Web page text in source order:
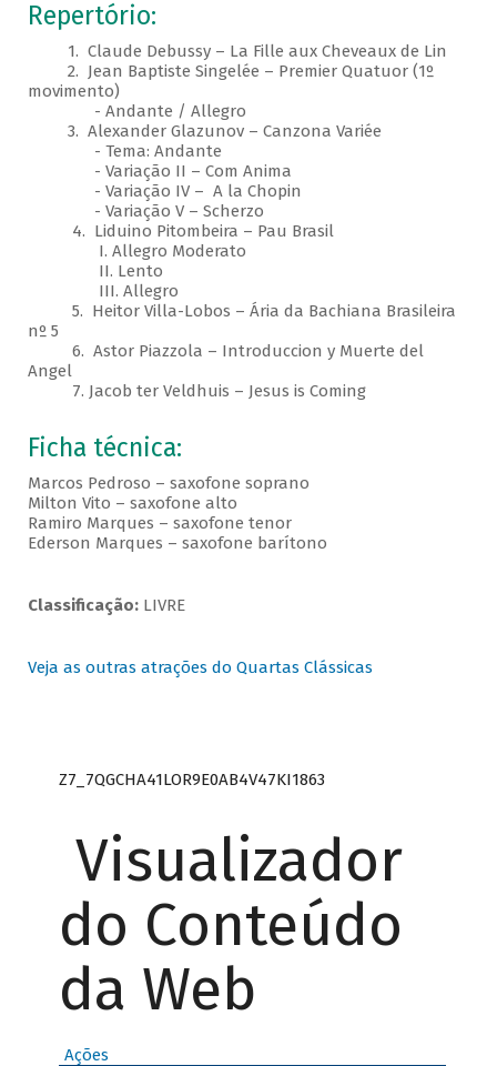
Repertório:
1. Claude Debussy – La Fille aux Cheveaux de Lin
2. Jean Baptiste Singelée – Premier Quatuor (1º
movimento)
- Andante / Allegro
3. Alexander Glazunov – Canzona Variée
- Tema: Andante
- Variação II – Com Anima
- Variação IV – A la Chopin
- Variação V – Scherzo
4. Liduino Pitombeira – Pau Brasil
I. Allegro Moderato
II. Lento
III. Allegro
5. Heitor Villa-Lobos – Ária da Bachiana Brasileira
nº 5
6. Astor Piazzola – Introduccion y Muerte del
Angel
7. Jacob ter Veldhuis – Jesus is Coming
Ficha técnica:
Marcos Pedroso – saxofone soprano
Milton Vito – saxofone alto
Ramiro Marques – saxofone tenor
Ederson Marques – saxofone barítono
Classificação:LIVRE
Veja as outras atrações do Quartas Clássicas
Z7_7QGCHA41LOR9E0AB4V47KI1863
Visualizador
do Conteúdo
da Web
Ações